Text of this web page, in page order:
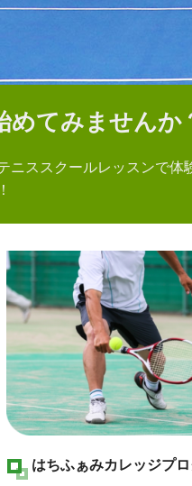
てみませんか
ニススクールレッスンで
はちふぁみカレッジプ